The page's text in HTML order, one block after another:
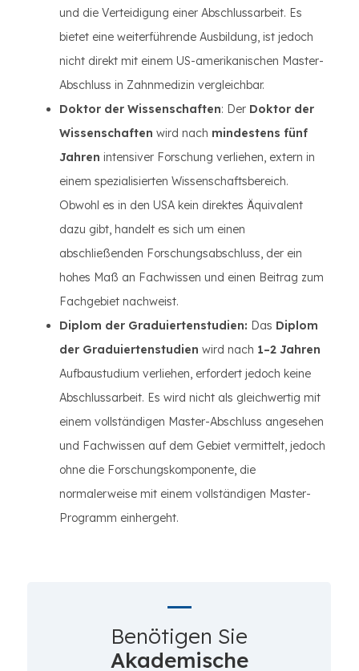
und die Verteidigung einer Abschlussarbeit. Es
bietet eine weiterführende Ausbildung, ist jedoch
nicht direkt mit einem US-amerikanischen Master-
Abschluss in Zahnmedizin vergleichbar.
Doktor der Wissenschaften: Der Doktor der
Wissenschaften wird nach mindestens fünf
Jahren intensiver Forschung verliehen, extern in
einem spezialisierten Wissenschaftsbereich.
Obwohl es in den USA kein direktes Äquivalent
dazu gibt, handelt es sich um einen
abschließenden Forschungsabschluss, der ein
hohes Maß an Fachwissen und einen Beitrag zum
Fachgebiet nachweist.
Diplom der Graduiertenstudien: Das Diplom
der Graduiertenstudien wird nach 1–2 Jahren
Aufbaustudium verliehen, erfordert jedoch keine
Abschlussarbeit. Es wird nicht als gleichwertig mit
einem vollständigen Master-Abschluss angesehen
und Fachwissen auf dem Gebiet vermittelt, jedoch
ohne die Forschungskomponente, die
normalerweise mit einem vollständigen Master-
Programm einhergeht.
Benötigen Sie
Akademische